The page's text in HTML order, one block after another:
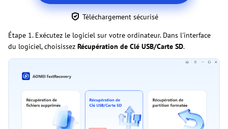
Téléchargement sécurisé
Étape 1. Exécutez le logiciel sur votre ordinateur. Dans l'interface
du logiciel, choisissez Récupération de Clé USB/Carte SD.